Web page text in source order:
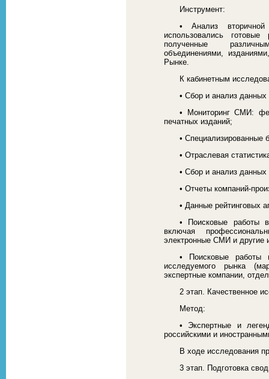
Инструмент:
• Анализ
использовались готовые
полученные
объединениями,
Рынке.
К кабинетным
• Сбор и анализ
• Мониторинг СМИ:
печатных изданий;
• Специализированные
• Отраслевая
• Сбор и анализ данных
• Отчеты компаний-
• Данные рейтинговых
• Поисковые работы
включая
электронные СМИ и другие
• Поисковые работы
исследуемого рынка
экспертные компании,
2 этап. Качественное
Метод:
• Экспертные и
российскими и
В ходе исследования
3 этап. Подготовка